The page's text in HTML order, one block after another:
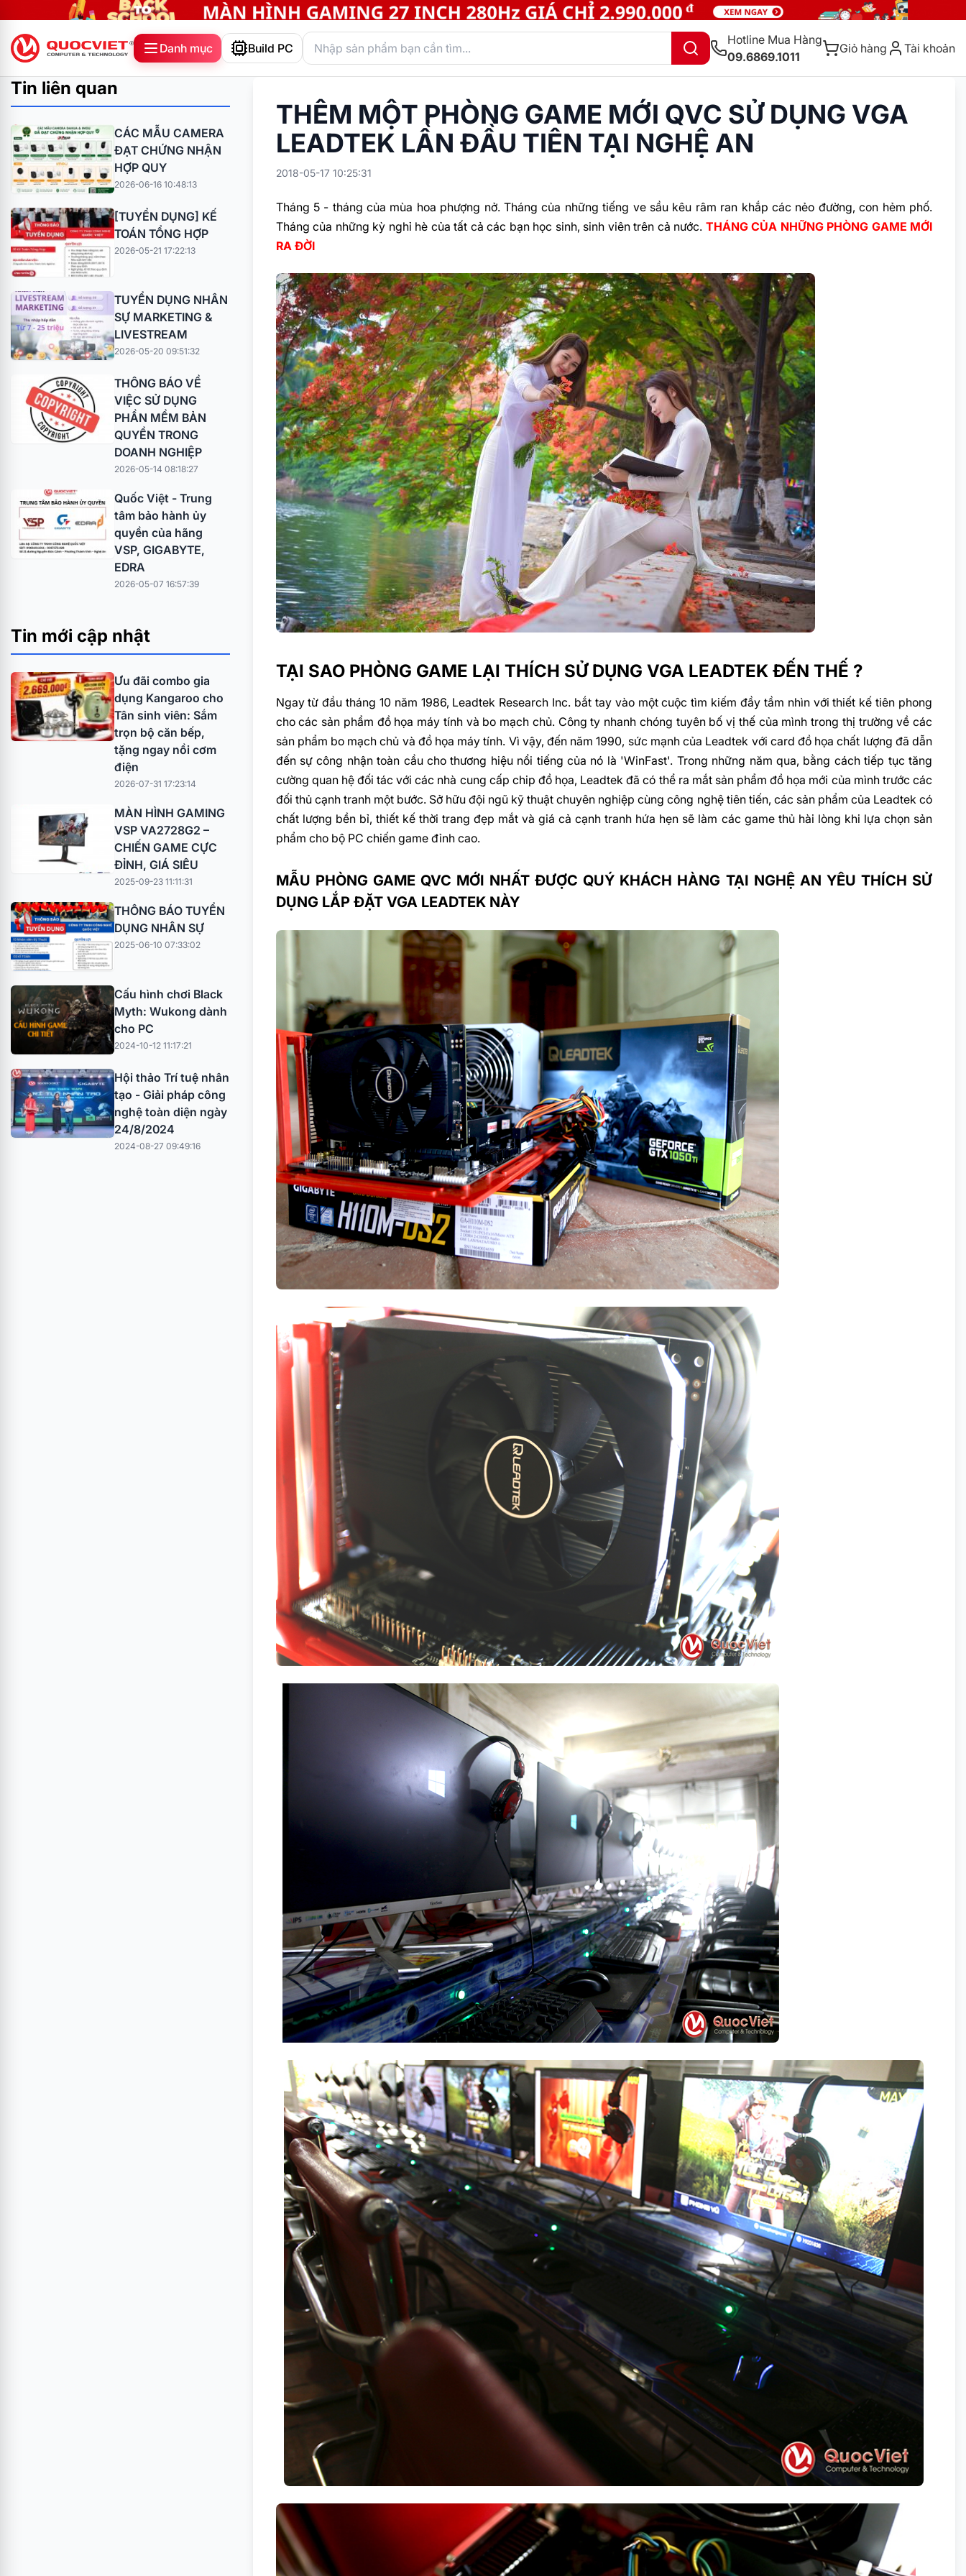
Danh mục Build PC
Hotline Mua Hàng
09.6869.1011
Giỏ hàng Tài khoản
Tin liên quan
CÁC MẪU CAMERA
ĐẠT CHỨNG NHẬN
HỢP QUY
2026-06-16 10:48:13
[TUYỂN DỤNG] KẾ
TOÁN TỔNG HỢP
2026-05-21 17:22:13
TUYỂN DỤNG NHÂN
SỰ MARKETING &
LIVESTREAM
2026-05-20 09:51:32
THÔNG BÁO VỀ
VIỆC SỬ DỤNG
PHẦN MỀM BẢN
QUYỀN TRONG
DOANH NGHIỆP
2026-05-14 08:18:27
Quốc Việt - Trung
tâm bảo hành ủy
quyền của hãng
VSP, GIGABYTE,
EDRA
2026-05-07 16:57:39
Tin mới cập nhật
Ưu đãi combo gia
dụng Kangaroo cho
Tân sinh viên: Sắm
trọn bộ căn bếp,
tặng ngay nồi cơm
điện
2026-07-31 17:23:14
MÀN HÌNH GAMING
VSP VA2728G2 –
CHIẾN GAME CỰC
ĐỈNH, GIÁ SIÊU
2025-09-23 11:11:31
THÔNG BÁO TUYỂN
DỤNG NHÂN SỰ
2025-06-10 07:33:02
Cấu hình chơi Black
Myth: Wukong dành
cho PC
2024-10-12 11:17:21
Hội thảo Trí tuệ nhân
tạo - Giải pháp công
nghệ toàn diện ngày
24/8/2024
2024-08-27 09:49:16
THÊM MỘT PHÒNG GAME MỚI QVC SỬ DỤNG VGA
LEADTEK LẦN ĐẦU TIÊN TẠI NGHỆ AN
2018-05-17 10:25:31
Tháng 5 - tháng của mùa hoa phượng nở. Tháng của những tiếng ve sầu kêu râm ran khắp các nẻo đường, con hẻm phố.
Tháng của những kỳ nghỉ hè của tất cả các bạn học sinh, sinh viên trên cả nước. THÁNG CỦA NHỮNG PHÒNG GAME MỚI
RA ĐỜI
TẠI SAO PHÒNG GAME LẠI THÍCH SỬ DỤNG VGA LEADTEK ĐẾN THẾ ?
Ngay từ đầu tháng 10 năm 1986, Leadtek Research Inc. bắt tay vào một cuộc tìm kiếm đầy tầm nhìn với thiết kế tiên phong
cho các sản phẩm đồ họa máy tính và bo mạch chủ. Công ty nhanh chóng tuyên bố vị thế của mình trong thị trường về các
sản phẩm bo mạch chủ và đồ họa máy tính. Vì vậy, đến năm 1990, sức mạnh của Leadtek với card đồ họa chất lượng đã dẫn
đến sự công nhận toàn cầu cho thương hiệu nổi tiếng của nó là 'WinFast'. Trong những năm qua, bằng cách tiếp tục tăng
cường quan hệ đối tác với các nhà cung cấp chip đồ họa, Leadtek đã có thể ra mắt sản phẩm đồ họa mới của mình trước các
đối thủ cạnh tranh một bước. Sở hữu đội ngũ kỹ thuật chuyên nghiệp cùng công nghệ tiên tiến, các sản phẩm của Leadtek có
chất lượng bền bỉ, thiết kế thời trang đẹp mắt và giá cả cạnh tranh hứa hẹn sẽ làm các game thủ hài lòng khi lựa chọn sản
phẩm cho bộ PC chiến game đỉnh cao.
MẪU PHÒNG GAME QVC MỚI NHẤT ĐƯỢC QUÝ KHÁCH HÀNG TẠI NGHỆ AN YÊU THÍCH SỬ
DỤNG LẮP ĐẶT VGA LEADTEK NÀY